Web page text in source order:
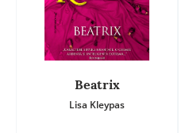
Beatrix
Lisa Kleypas